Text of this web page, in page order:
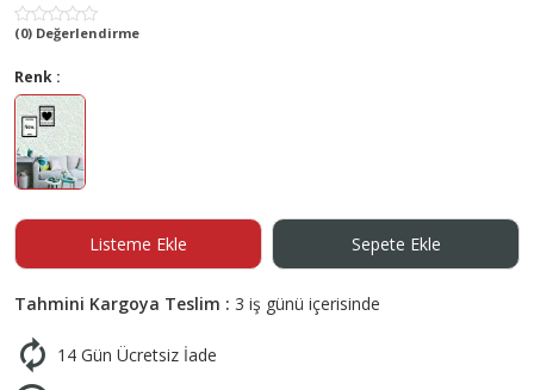
(0) Değerlendirme
Renk :
Listeme Ekle Sepete Ekle
Tahmini Kargoya Teslim : 3 iş günü içerisinde
14 Gün Ücretsiz İade